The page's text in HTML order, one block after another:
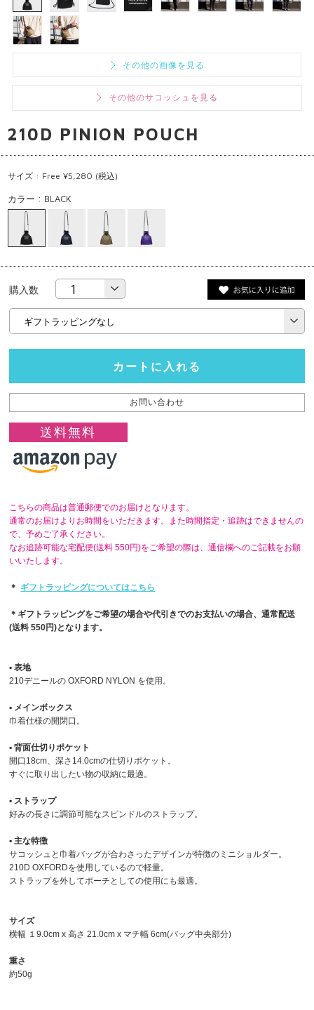
その他の画像を見る
その他のサコッシュを見る
210D PINION POUCH
サイズ : Free ¥5,280 (税込)
カラー : BLACK
購入数
カートに入れる
お問い合わせ
送料無料
こちらの商品は普通郵便でのお届けとなります。
通常のお届けよりお時間をいただきます。また時間指定・追跡はできませんの
で、予めご了承ください。
なお追跡可能な宅配便(送料 550円)をご希望の際は、通信欄へのご記載をお願
いいたします。
＊ ギフトラッピングについてはこちら
＊ギフトラッピングをご希望の場合や代引きでのお支払いの場合、通常配送
(送料 550円)となります。
▪︎ 表地
210デニールの OXFORD NYLON を使用。
▪︎ メインボックス
巾着仕様の開閉口。
▪︎ 背面仕切りポケット
開口18cm、深さ14.0cmの仕切りポケット。
すぐに取り出したい物の収納に最適。
▪︎ ストラップ
好みの長さに調節可能なスピンドルのストラップ。
▪︎ 主な特徴
サコッシュと巾着バッグが合わさったデザインが特徴のミニショルダー。
210D OXFORDを使用しているので軽量。
ストラップを外してポーチとしての使用にも最適。
サイズ
横幅 １9.0cm x 高さ 21.0cm x マチ幅 6cm(バッグ中央部分)
重さ
約50g